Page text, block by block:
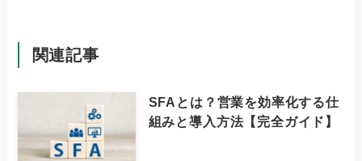
関連記事
SFAとは？営業を効率化する仕
組みと導入方法【完全ガイド】